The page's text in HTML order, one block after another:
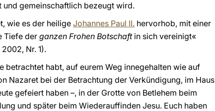
und gemeinschaftlich bezeugt wird.
wie es der heiligeJohannes Paul II. hervorhob, mit einer
Tiefe derganzen Frohen Botschaftin sich vereinigt«
Nr. 1).
betrachtet habt, auf eurem Weg innegehalten wie auf
Nazaret bei der Betrachtung der Verkündigung, im Haus
gefeiert haben –, in der Grotte von Betlehem beim
und später beim Wiederauffinden Jesu. Euch haben